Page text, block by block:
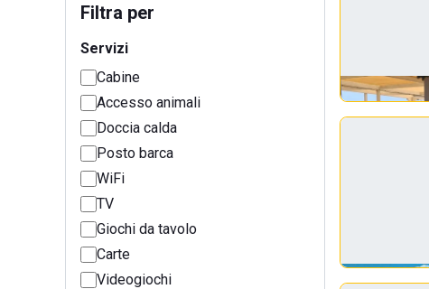
Filtra per
Servizi
Cabine
Accesso animali
Doccia calda
Posto barca
WiFi
TV
Giochi da tavolo
Carte
Videogiochi